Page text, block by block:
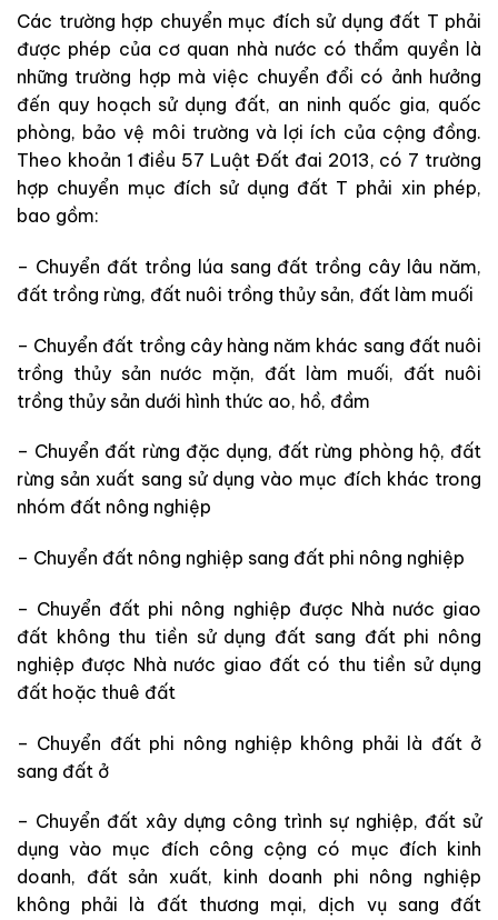
Các trường hợp chuyển mục đích sử dụng đất T phải
được phép của cơ quan nhà nước có thẩm quyền là
những trường hợp mà việc chuyển đổi có ảnh hưởng
đến quy hoạch sử dụng đất, an ninh quốc gia, quốc
phòng, bảo vệ môi trường và lợi ích của cộng đồng.
Theo khoản 1 điều 57 Luật Đất đai 2013, có 7 trường
hợp chuyển mục đích sử dụng đất T phải xin phép,
bao gồm:
– Chuyển đất trồng lúa sang đất trồng cây lâu năm,
đất trồng rừng, đất nuôi trồng thủy sản, đất làm muối
– Chuyển đất trồng cây hàng năm khác sang đất nuôi
trồng thủy sản nước mặn, đất làm muối, đất nuôi
trồng thủy sản dưới hình thức ao, hồ, đầm
– Chuyển đất rừng đặc dụng, đất rừng phòng hộ, đất
rừng sản xuất sang sử dụng vào mục đích khác trong
nhóm đất nông nghiệp
– Chuyển đất nông nghiệp sang đất phi nông nghiệp
– Chuyển đất phi nông nghiệp được Nhà nước giao
đất không thu tiền sử dụng đất sang đất phi nông
nghiệp được Nhà nước giao đất có thu tiền sử dụng
đất hoặc thuê đất
– Chuyển đất phi nông nghiệp không phải là đất ở
sang đất ở
– Chuyển đất xây dựng công trình sự nghiệp, đất sử
dụng vào mục đích công cộng có mục đích kinh
doanh, đất sản xuất, kinh doanh phi nông nghiệp
không phải là đất thương mại, dịch vụ sang đất